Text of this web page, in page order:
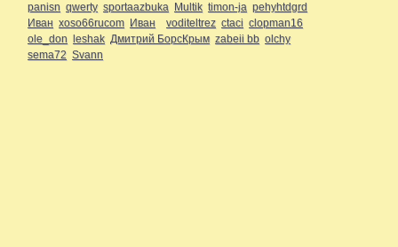
panisn qwerty sportaazbuka Multik timon-ja pehyhtdgrd
Иван xoso66rucom Иван voditeltrez ctaci clopman16
ole_don leshak Дмитрий БорсКрым zabeii bb olchy
sema72 Svann